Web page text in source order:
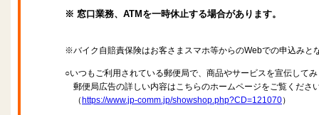
※ 窓口業務、ATMを一時休止する場合があります。
※バイク自賠責保険はお客さまスマホ等からのWebでの申込みと
○いつもご利用されている郵便局で、商品やサービスを宣伝して
郵便局広告の詳しい内容はこちらのホームページをご覧くださ
（ https://www.jp-comm.jp/showshop.php?CD=121070）